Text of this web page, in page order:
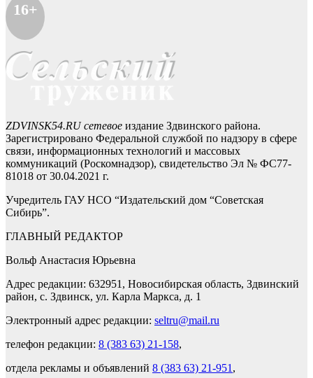
16+
ZDVINSK54.RU сетевое издание Здвинского района.
Зарегистрировано Федеральной службой по надзору в сфере
связи, информационных технологий и массовых
коммуникаций (Роскомнадзор), свидетельство Эл № ФС77-
81018 от 30.04.2021 г.
Учредитель ГАУ НСО “Издательский дом “Советская
Сибирь”.
ГЛАВНЫЙ РЕДАКТОР
Вольф Анастасия Юрьевна
Адрес редакции: 632951, Новосибирская область, Здвинский
район, с. Здвинск, ул. Карла Маркса, д. 1
Электронный адрес редакции: seltru@mail.ru
телефон редакции: 8 (383 63) 21-158,
отдела рекламы и объявлений 8 (383 63) 21-951 ,